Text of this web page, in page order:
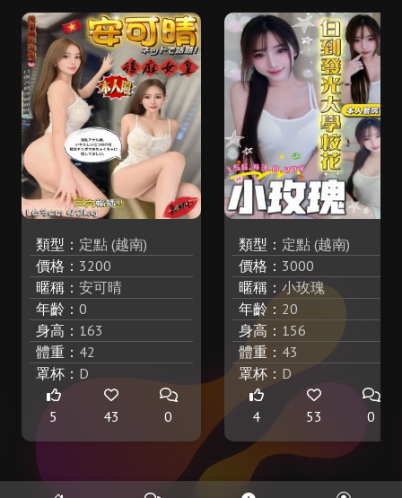
類型： 定點 (越南)
價格： 3200
暱稱： 安可晴
年齡： 0
身高： 163
體重： 42
罩杯： D
5 43 0
類型： 定點 (越南)
價格： 3000
暱稱： 小玫瑰
年齡： 20
身高： 156
體重： 43
罩杯： D
4 53 0